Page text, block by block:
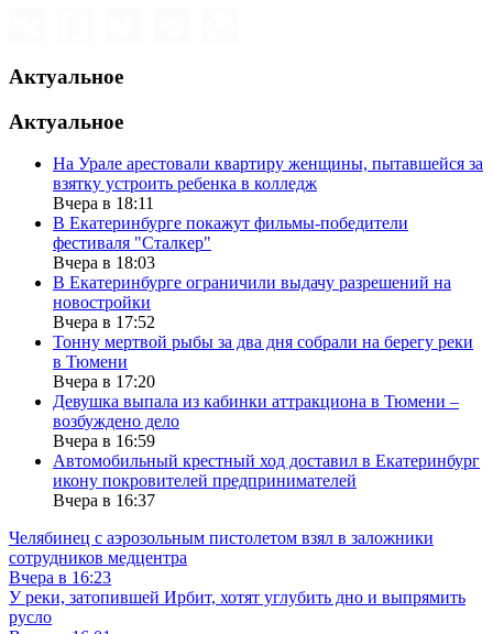
Актуальное
Актуальное
На Урале арестовали квартиру женщины, пытавшейся за
взятку устроить ребенка в колледж
Вчера в 18:11
В Екатеринбурге покажут фильмы-победители
фестиваля "Сталкер"
Вчера в 18:03
В Екатеринбурге ограничили выдачу разрешений на
новостройки
Вчера в 17:52
Тонну мертвой рыбы за два дня собрали на берегу реки
в Тюмени
Вчера в 17:20
Девушка выпала из кабинки аттракциона в Тюмени –
возбуждено дело
Вчера в 16:59
Автомобильный крестный ход доставил в Екатеринбург
икону покровителей предпринимателей
Вчера в 16:37
Челябинец с аэрозольным пистолетом взял в заложники
сотрудников медцентра
Вчера в 16:23
У реки, затопившей Ирбит, хотят углубить дно и выпрямить
русло